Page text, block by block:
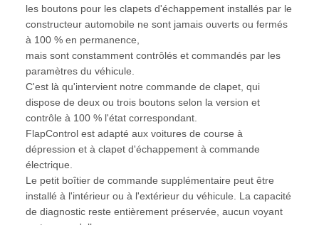
les boutons pour les clapets d'échappement installés par le
constructeur automobile ne sont jamais ouverts ou fermés
à 100 % en permanence,
mais sont constamment contrôlés et commandés par les
paramètres du véhicule.
C'est là qu'intervient notre commande de clapet, qui
dispose de deux ou trois boutons selon la version et
contrôle à 100 % l'état correspondant.
FlapControl est adapté aux voitures de course à
dépression et à clapet d'échappement à commande
électrique.
Le petit boîtier de commande supplémentaire peut être
installé à l'intérieur ou à l'extérieur du véhicule. La capacité
de diagnostic reste entièrement préservée, aucun voyant